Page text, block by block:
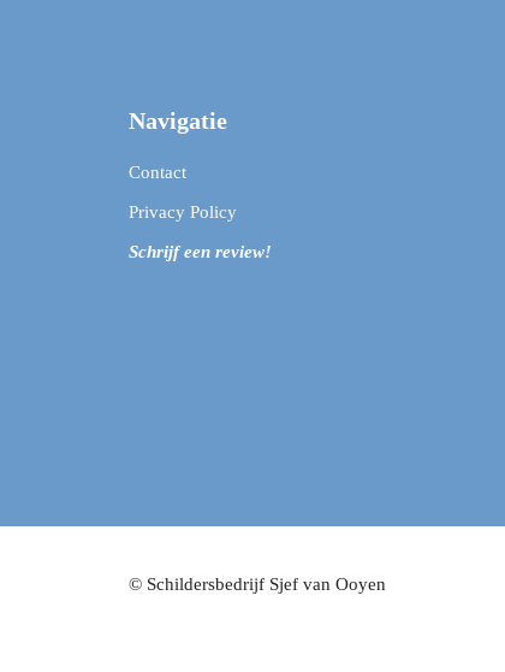
Navigatie
Contact
Privacy Policy
Schrijf een review!
© Schildersbedrijf Sjef van Ooyen